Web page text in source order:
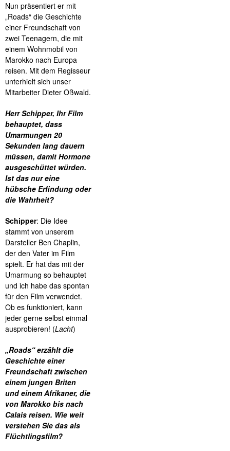
Nun präsentiert er mit
„Roads“ die Geschichte
einer Freundschaft von
zwei Teenagern, die mit
einem Wohnmobil von
Marokko nach Europa
reisen. Mit dem Regisseur
unterhielt sich unser
Mitarbeiter Dieter Oßwald.
Herr Schipper, Ihr Film
behauptet, dass
Umarmungen 20
Sekunden lang dauern
müssen, damit Hormone
ausgeschüttet würden.
Ist das nur eine
hübsche Erfindung oder
die Wahrheit?
Schipper: Die Idee
stammt von unserem
Darsteller Ben Chaplin,
der den Vater im Film
spielt. Er hat das mit der
Umarmung so behauptet
und ich habe das spontan
für den Film verwendet.
Ob es funktioniert, kann
jeder gerne selbst einmal
ausprobieren! (Lacht)
„Roads“ erzählt die
Geschichte einer
Freundschaft zwischen
einem jungen Briten
und einem Afrikaner, die
von Marokko bis nach
Calais reisen. Wie weit
verstehen Sie das als
Flüchtlingsfilm?